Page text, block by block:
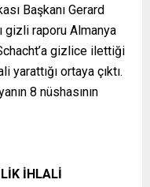
Başkanı Gerard
gizli raporu Almanya
gizlice ilettiği
ortaya çıktı.
8 nüshasının
İHLALİ